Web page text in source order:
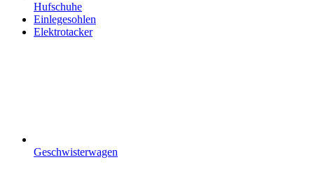
Hufschuhe
Einlegesohlen
Elektrotacker
Geschwisterwagen